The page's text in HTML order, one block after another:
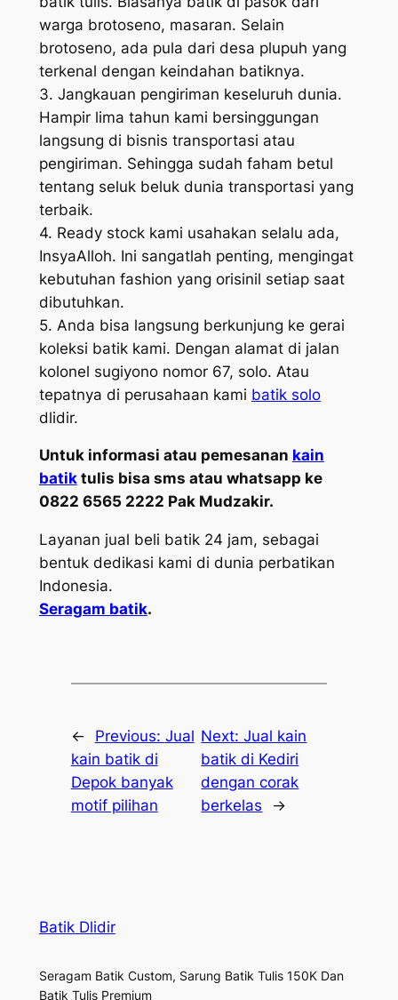
warga brotoseno, masaran. Selain
brotoseno, ada pula dari desa plupuh yang
terkenal dengan keindahan batiknya.
3. Jangkauan pengiriman keseluruh dunia.
Hampir lima tahun kami bersinggungan
langsung di bisnis transportasi atau
pengiriman. Sehingga sudah faham betul
tentang seluk beluk dunia transportasi yang
terbaik.
4. Ready stock kami usahakan selalu ada,
InsyaAlloh. Ini sangatlah penting, mengingat
kebutuhan fashion yang orisinil setiap saat
dibutuhkan.
5. Anda bisa langsung berkunjung ke gerai
koleksi batik kami. Dengan alamat di jalan
kolonel sugiyono nomor 67, solo. Atau
tepatnya di perusahaan kami batik solo
dlidir.
Untuk informasi atau pemesanan kain
batiktulis bisa sms atau whatsapp ke
0822 6565 2222 Pak Mudzakir.
Layanan jual beli batik 24 jam, sebagai
bentuk dedikasi kami di dunia perbatikan
Indonesia.
Seragam batik.
← Previous: Jual
kain batik di
Depok banyak
motif pilihan
Next:Jual kain
batik di Kediri
dengan corak
berkelas
→
Batik Dlidir
Seragam Batik Custom, Sarung Batik Tulis 150K Dan
Batik Tulis Premium